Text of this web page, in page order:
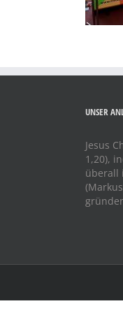
UNSER
Jesus
1,20),
überall